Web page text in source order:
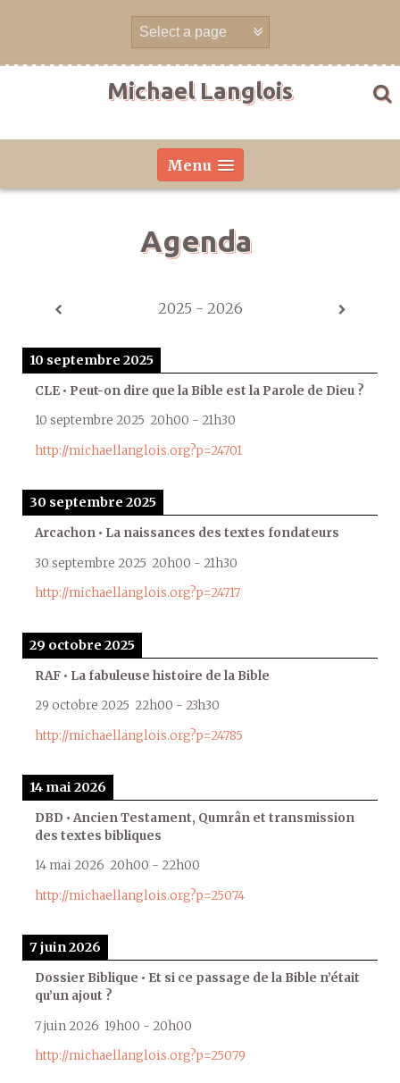
Michael Langlois
Menu
Agenda
2025 - 2026
10 septembre 2025
CLE • Peut-on dire que la Bible est la Parole de Dieu ?
10 septembre 2025 20h00 - 21h30
http://michaellanglois.org?p=24701
30 septembre 2025
Arcachon • La naissances des textes fondateurs
30 septembre 2025 20h00 - 21h30
http://michaellanglois.org?p=24717
29 octobre 2025
RAF • La fabuleuse histoire de la Bible
29 octobre 2025 22h00 - 23h30
http://michaellanglois.org?p=24785
14 mai 2026
DBD • Ancien Testament, Qumrân et transmission
des textes bibliques
14 mai 2026 20h00 - 22h00
http://michaellanglois.org?p=25074
7 juin 2026
Dossier Biblique • Et si ce passage de la Bible n’était
qu’un ajout ?
7 juin 2026 19h00 - 20h00
http://michaellanglois.org?p=25079